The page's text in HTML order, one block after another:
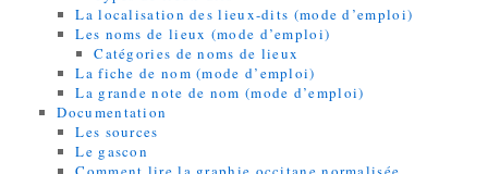
La localisation des lieux-dits (mode d’emploi)
Les noms de lieux (mode d’emploi)
Catégories de noms de lieux
La fiche de nom (mode d’emploi)
La grande note de nom (mode d’emploi)
Documentation
Les sources
Le gascon